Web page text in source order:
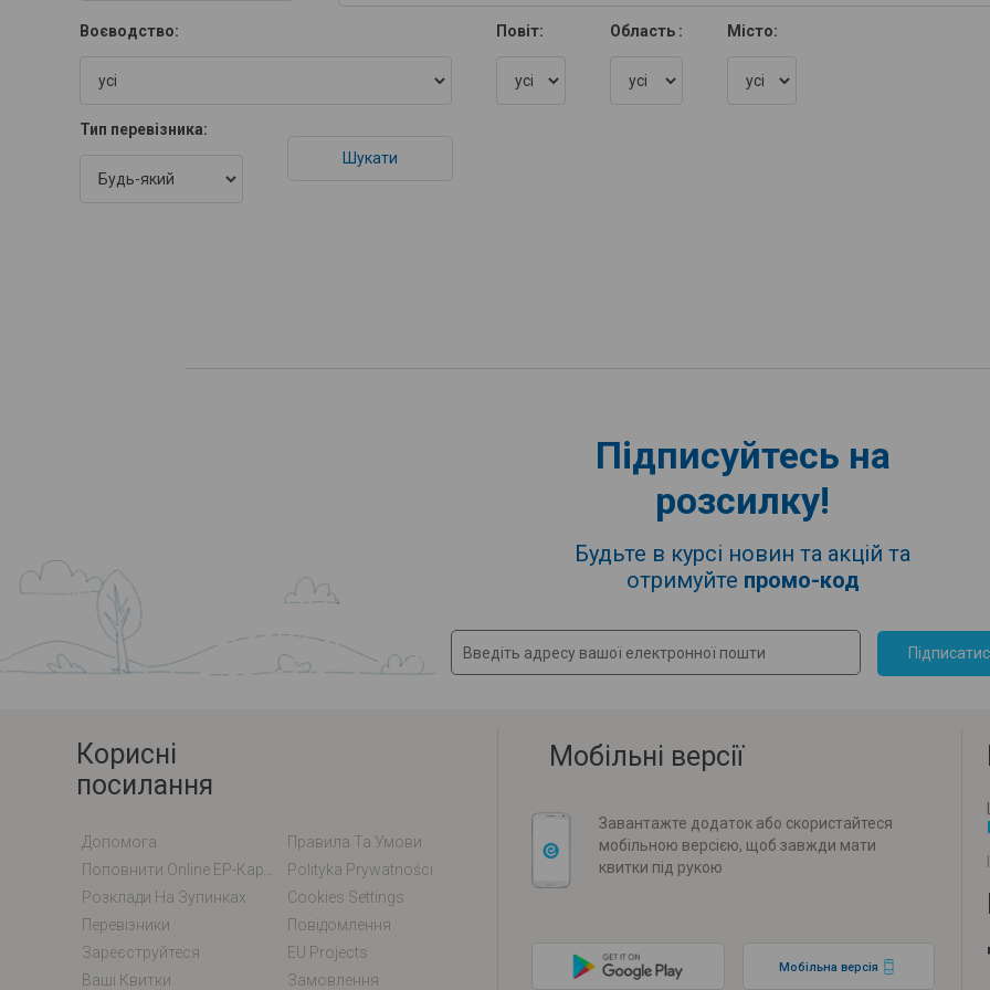
Воєводство: Повіт: Область : Місто:
Тип перевізника:
Підписуйтесь на
розсилку!
Будьте в курсі новин та акцій та
отримуйте промо-код
Корисні
посилання
Допомога
Правила Та Умови
Polityka Prywatności
Розклади На Зупинках
Cookies Settings
Перевізники
Повідомлення
Зареєструйтеся
EU Projects
Ваші Квитки
Замовлення
Мобільні версії
Завантажте додаток або скористайтеся
мобільною версією, щоб завжди мати
квитки під рукою
Мобільна версія